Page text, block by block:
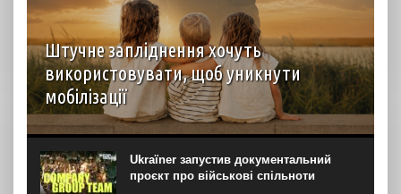
Штучне запліднення хочуть
використовувати, щоб уникнути
мобілізації
З початку повномасштабного вторгнення в Україні
з’явилися прицільні запити на ЕКЗ трьома ембріонами.
Попит на процедуру може бути пов’язаний із нормою
закону про відстрочку мобілізації батьків, що мають
троє...
Ukraїner запустив документальний
проєкт про військові спільноти